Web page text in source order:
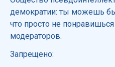
демократии: ты можешь
что просто не
модераторов.
Запрещено: